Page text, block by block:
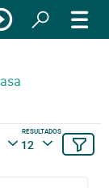
RESULTADOS
12